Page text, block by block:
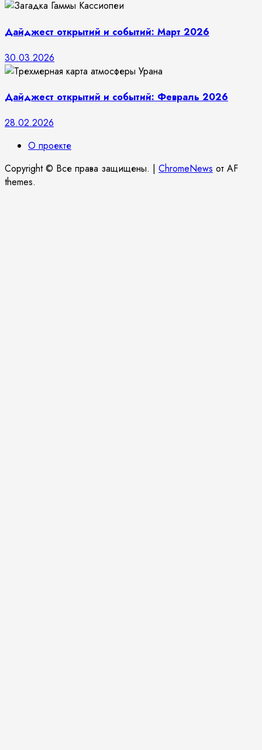
Дайджест открытий и событий: Март 2026
30.03.2026
Дайджест открытий и событий: Февраль 2026
28.02.2026
О проекте
Copyright © Все права защищены. | ChromeNews от AF
themes.